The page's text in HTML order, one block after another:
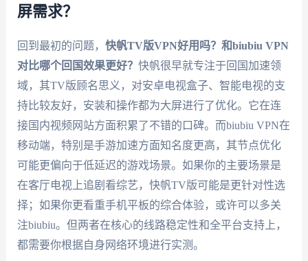
屏需求？
回到最初的问题， 快帆TV版VPN好用吗？和biubiu VPN
对比哪个回国效果更好？ 快帆很早就专注于回国加速领
域，其TV版顾名思义，对安卓电视盒子、智能电视的支
持比较友好，安装和操作都为大屏进行了优化。它在连
接国内视频网站方面积累了不错的口碑。而biubiu VPN在
移动端，特别是手游加速方面知名度更高，其节点优化
可能更偏向于低延迟的游戏场景。如果你的主要场景是
在客厅电视上追剧看综艺，快帆TV版可能是更针对性选
择；如果你更看重手机平板的综合体验，或许可以多关
注biubiu。但两者在核心的线路稳定性和全平台支持上，
都需要你根据自身网络环境进行实测。